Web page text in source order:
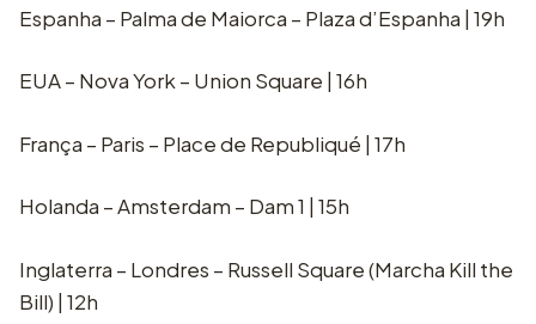
Espanha – Palma de Maiorca – Plaza d’Espanha | 19h
EUA – Nova York – Union Square | 16h
França – Paris – Place de Republiqué | 17h
Holanda – Amsterdam – Dam 1 | 15h
Inglaterra – Londres – Russell Square (Marcha Kill the
Bill) | 12h